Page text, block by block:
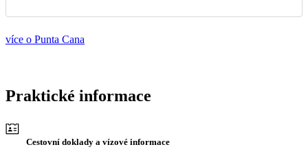
více o Punta Cana
Praktické informace
Cestovní doklady a vízové informace